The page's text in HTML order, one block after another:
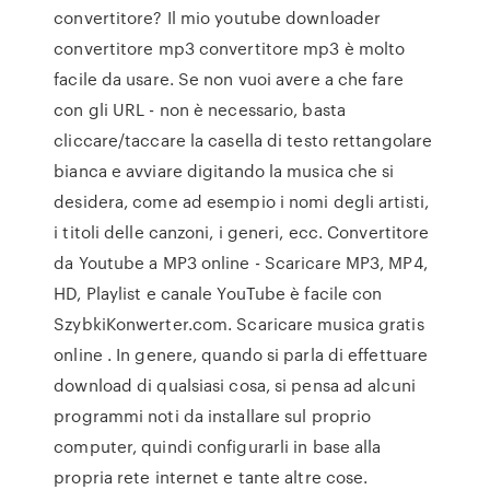
convertitore? Il mio youtube downloader
convertitore mp3 convertitore mp3 è molto
facile da usare. Se non vuoi avere a che fare
con gli URL - non è necessario, basta
cliccare/taccare la casella di testo rettangolare
bianca e avviare digitando la musica che si
desidera, come ad esempio i nomi degli artisti,
i titoli delle canzoni, i generi, ecc. Convertitore
da Youtube a MP3 online - Scaricare MP3, MP4,
HD, Playlist e canale YouTube è facile con
SzybkiKonwerter.com. Scaricare musica gratis
online . In genere, quando si parla di effettuare
download di qualsiasi cosa, si pensa ad alcuni
programmi noti da installare sul proprio
computer, quindi configurarli in base alla
propria rete internet e tante altre cose.